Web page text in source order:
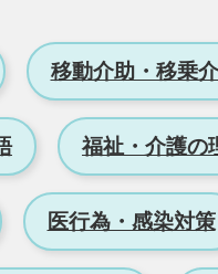
移動介助・移乗
福祉・介護の
医行為・感染対策